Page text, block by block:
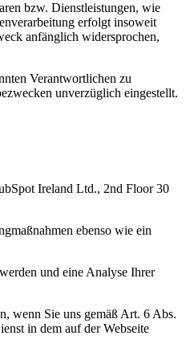
bzw. Dienstleistungen, wie
erfolgt insoweit
anfänglich widersprochen,
Verantwortlichen zu
unverzüglich eingestellt.
Ireland Ltd., 2nd Floor 30
ebenso wie ein
und eine Analyse Ihrer
wenn Sie uns gemäß Art. 6 Abs.
in dem auf der Webseite